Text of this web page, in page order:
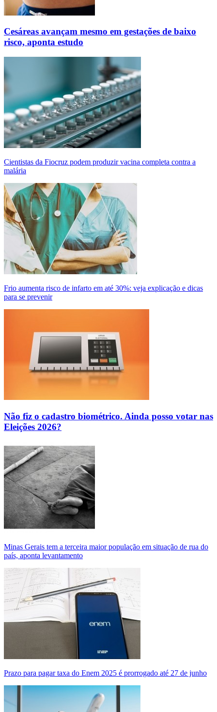
Cesáreas avançam mesmo em gestações de baixo
risco, aponta estudo
Cientistas da Fiocruz podem produzir vacina completa contra a
malária
Frio aumenta risco de infarto em até 30%: veja explicação e dicas
para se prevenir
Não fiz o cadastro biométrico. Ainda posso votar nas
Eleições 2026?
Minas Gerais tem a terceira maior população em situação de rua do
país, aponta levantamento
Prazo para pagar taxa do Enem 2025 é prorrogado até 27 de junho